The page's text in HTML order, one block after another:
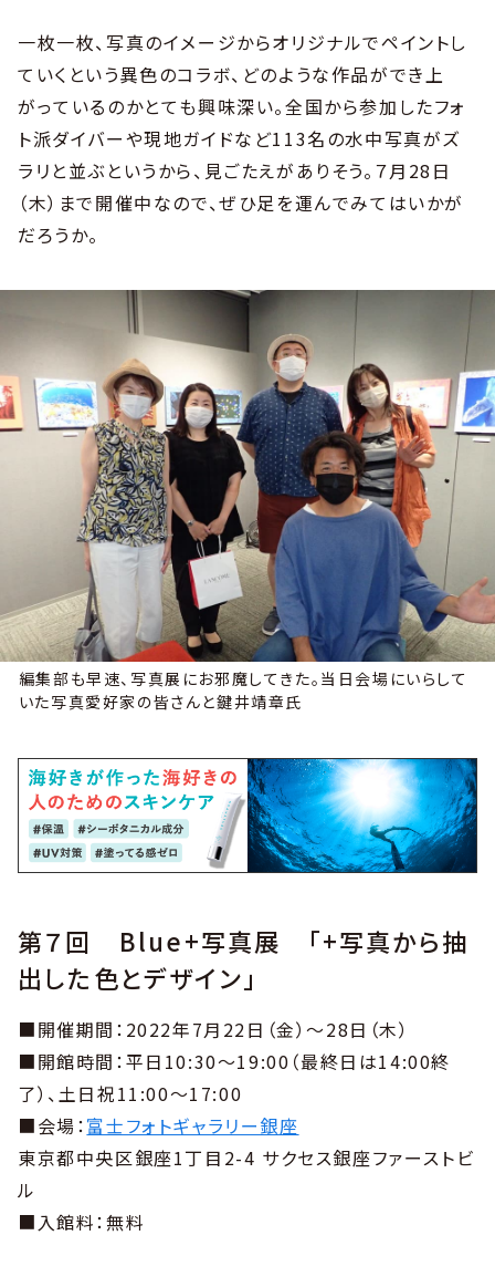
一枚一枚、写真のイメージからオリジナルでペイントし
ていくという異色のコラボ、どのような作品ができ上
がっているのかとても興味深い。全国から参加したフォ
ト派ダイバーや現地ガイドなど113名の水中写真がズ
ラリと並ぶというから、見ごたえがありそう。７月28日
（木）まで開催中なので、ぜひ足を運んでみてはいかが
だろうか。
編集部も早速、写真展にお邪魔してきた。当日会場にいらして
いた写真愛好家の皆さんと鍵井靖章氏
第７回 Blue+写真展 「+写真から抽
出した色とデザイン」
■開催期間：2022年7月22日（金）～28日（木）
■開館時間：平日10:30～19:00（最終日は14:00終
了）、土日祝11:00～17:00
■会場：富士フォトギャラリー銀座
東京都中央区銀座1丁目2-4 サクセス銀座ファーストビ
ル
■入館料：無料